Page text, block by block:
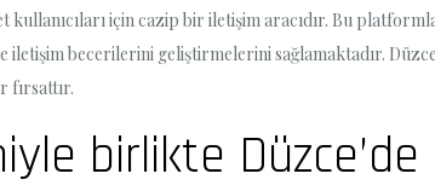
için cazip bir iletişim aracıdır. Bu
iletişim becerilerini geliştirmelerini sağlamaktadır.
fırsattır.
birlikte